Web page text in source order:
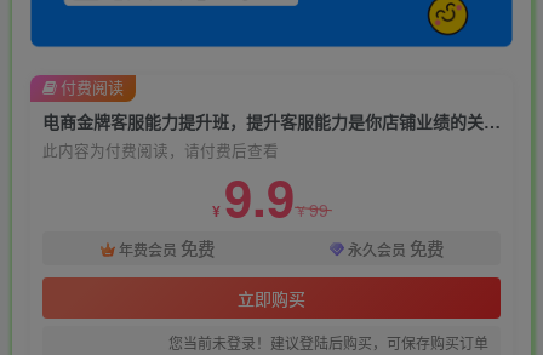
电商金牌客服能力提升班，提升客服能力是你店铺业绩的关键要素
此内容为付费阅读，请付费后查看
¥ 9.9¥99
年费会员 免费 永久会员 免费
立即购买
您当前未登录！建议登陆后购买，可保存购买订单
付费阅读